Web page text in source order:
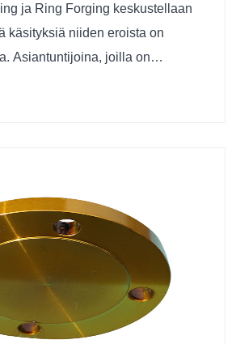
ja Ring Forging keskustellaan
käsityksiä niiden eroista on
Asiantuntijoina, joilla on
keskitymme teknisiin eritelmiin ja